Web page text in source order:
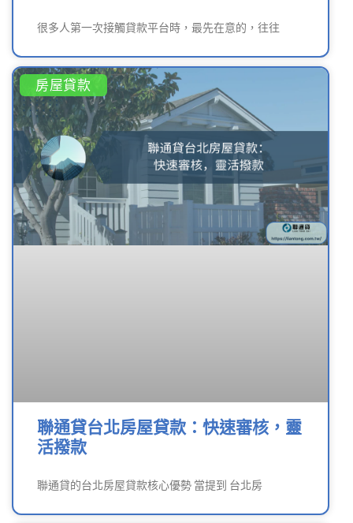
很多人第一次接觸貸款平台時，最先在意的，往往
房屋貸款
聯通貸台北房屋貸款：快速審核，靈
活撥款
聯通貸的台北房屋貸款核心優勢 當提到 台北房